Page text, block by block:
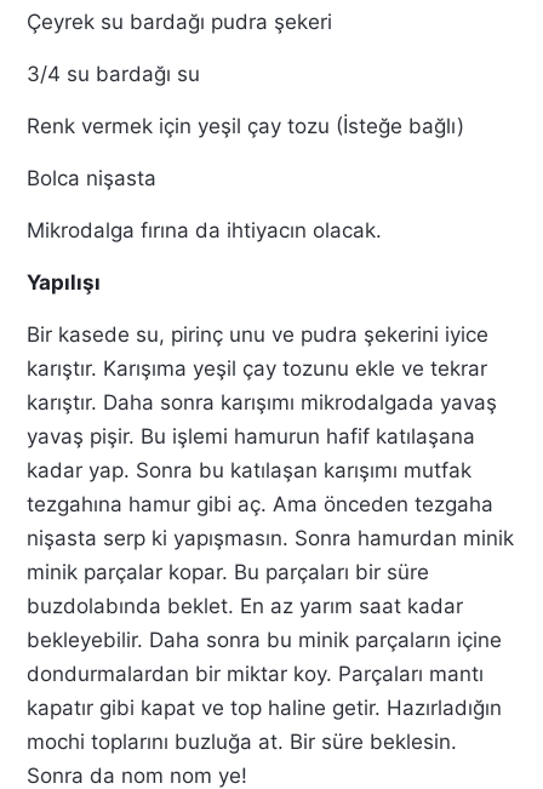
Çeyrek su bardağı pudra şekeri
3/4 su bardağı su
Renk vermek için yeşil çay tozu (İsteğe bağlı)
Bolca nişasta
Mikrodalga fırına da ihtiyacın olacak.
Yapılışı
Bir kasede su, pirinç unu ve pudra şekerini iyice
karıştır. Karışıma yeşil çay tozunu ekle ve tekrar
karıştır. Daha sonra karışımı mikrodalgada yavaş
yavaş pişir. Bu işlemi hamurun hafif katılaşana
kadar yap. Sonra bu katılaşan karışımı mutfak
tezgahına hamur gibi aç. Ama önceden tezgaha
nişasta serp ki yapışmasın. Sonra hamurdan minik
minik parçalar kopar. Bu parçaları bir süre
buzdolabında beklet. En az yarım saat kadar
bekleyebilir. Daha sonra bu minik parçaların içine
dondurmalardan bir miktar koy. Parçaları mantı
kapatır gibi kapat ve top haline getir. Hazırladığın
mochi toplarını buzluğa at. Bir süre beklesin.
Sonra da nom nom ye!